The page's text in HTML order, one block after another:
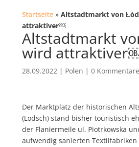
Startseite» Altstadtmarkt von
attraktiver￼
Altstadtmarkt
wird
28.09.2022 | Polen | 0 Kommentare
Der Marktplatz der historischen
(Lodsch) stand bisher touristisch
der Flaniermeile ul. Piotrkowska
aufwendig sanierten Textilfabriken